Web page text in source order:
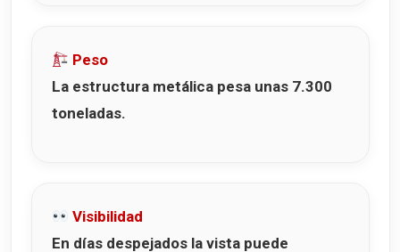
Peso
La estructura metálica pesa unas 7.300
toneladas.
Visibilidad
En días despejados la vista puede